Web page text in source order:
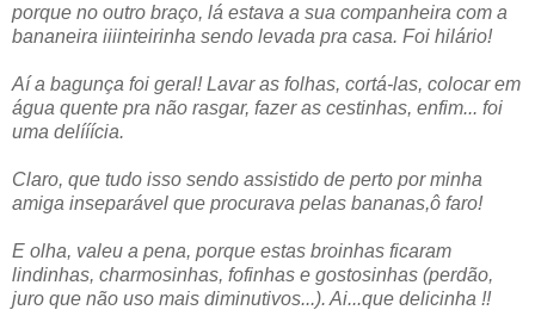
porque no outro braço, lá estava a sua companheira com a
bananeira iiiinteirinha sendo levada pra casa. Foi hilário!
Aí a bagunça foi geral! Lavar as folhas, cortá-las, colocar em
água quente pra não rasgar, fazer as cestinhas, enfim... foi
uma delííícia.
Claro, que tudo isso sendo assistido de perto por minha
amiga inseparável que procurava pelas bananas,ô faro!
E olha, valeu a pena, porque estas broinhas ficaram
lindinhas, charmosinhas, fofinhas e gostosinhas (perdão,
juro que não uso mais diminutivos...). Ai...que delicinha !!